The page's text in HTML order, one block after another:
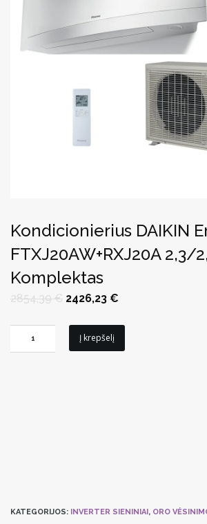
Kondicionierius DAIKIN
FTXJ20AW+RXJ20A 2,3/
Komplektas
2854,39€ Original
price
2854,39 €.
2426,23 €
2426,23 €.
kiekis:
Į krepšelį
KATEGORIJOS: INVERTER SIENINIAI, ORO